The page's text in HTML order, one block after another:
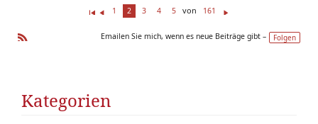
ur
1 2 3 4 5 von 161
ei
Emailen Sie mich, wenn es neue Beiträge gibt – Folgen
Kategorien